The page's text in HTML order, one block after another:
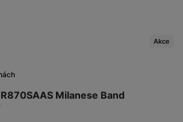
Milanese Band
Akce